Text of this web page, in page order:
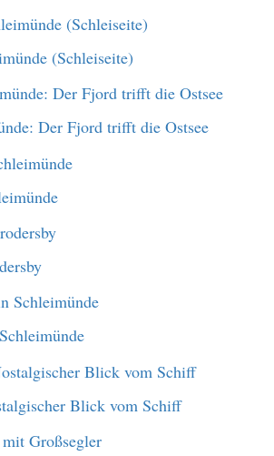
(Schleiseite)
Der Fjord trifft die Ostsee
Blick vom Schiff